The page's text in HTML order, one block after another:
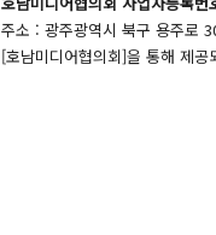
주소 : 광주광역시 북구 용주
[호남미디어협의회]을 통해 제